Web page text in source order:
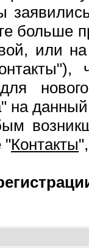
больше
или
на
"Контакты